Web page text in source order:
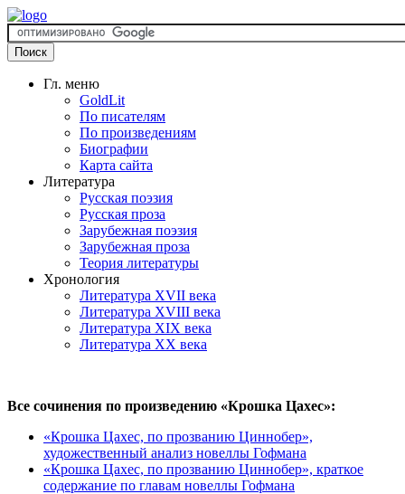
Гл. меню
GoldLit
По писателям
По произведениям
Биографии
Карта сайта
Литература
Русская поэзия
Русская проза
Зарубежная поэзия
Зарубежная проза
Теория литературы
Хронология
Литература XVII века
Литература XVIII века
Литература XIX века
Литература XX века
Все сочинения по произведению «Крошка Цахес»:
«Крошка Цахес, по прозванию Циннобер»,
художественный анализ новеллы Гофмана
«Крошка Цахес, по прозванию Циннобер», краткое
содержание по главам новеллы Гофмана